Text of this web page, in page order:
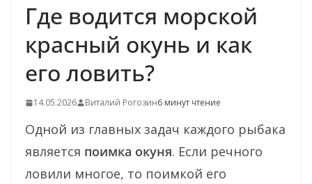
Где водится морской
красный окунь и как
его ловить?
14.05.2026 Виталий Рогозин6 минут чтение
Одной из главных задач каждого рыбака
является поимка окуня. Если речного
ловили многое, то поимкой его